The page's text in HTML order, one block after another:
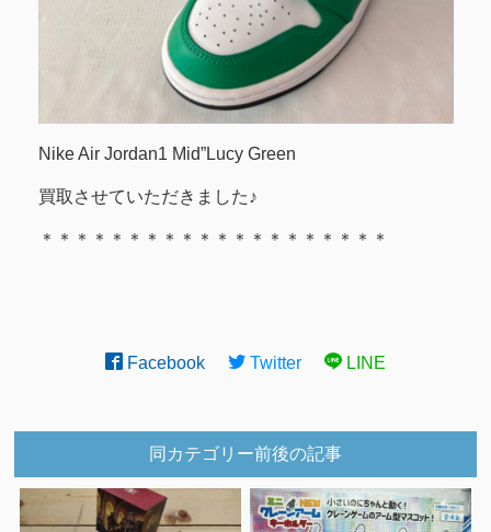
Nike Air Jordan1 Mid”Lucy Green
買取させていただきました♪
＊＊＊＊＊＊＊＊＊＊＊＊＊＊＊＊＊＊＊＊
Facebook Twitter LINE
同カテゴリー前後の記事